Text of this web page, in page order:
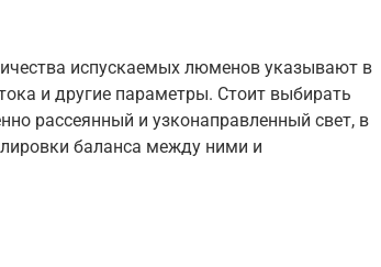
испускаемых люменов указывают в
и другие параметры. Стоит выбирать
рассеянный и узконаправленный свет, в
баланса между ними и